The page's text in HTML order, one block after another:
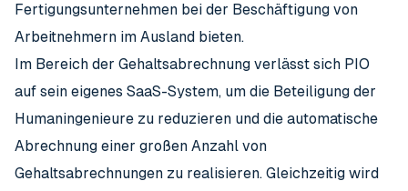
Fertigungsunternehmen bei der Beschäftigung von
Arbeitnehmern im Ausland bieten.
Im Bereich der Gehaltsabrechnung verlässt sich PIO
auf sein eigenes SaaS-System, um die Beteiligung der
Humaningenieure zu reduzieren und die automatische
Abrechnung einer großen Anzahl von
Gehaltsabrechnungen zu realisieren. Gleichzeitig wird